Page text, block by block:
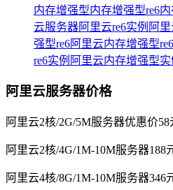
内存增强型内存增强型re6内
云服务器阿里云re6实例 阿
强型re6阿里云内存增强型
re6实例 阿里云内存增强型实
阿里云服务器价格
阿里云2核/2G/5M服务器优惠价58
阿里云2核/4G/1M-10M服务器188
阿里云4核/8G/1M-10M服务器346